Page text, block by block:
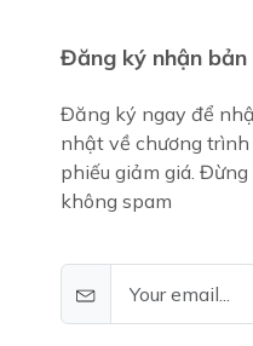
Đăng ký nhận
Đăng ký ngay để
nhật về chương
phiếu giảm giá.
không spam